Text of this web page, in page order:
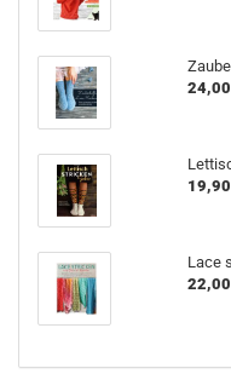
24,00
19,90
Lace
22,00